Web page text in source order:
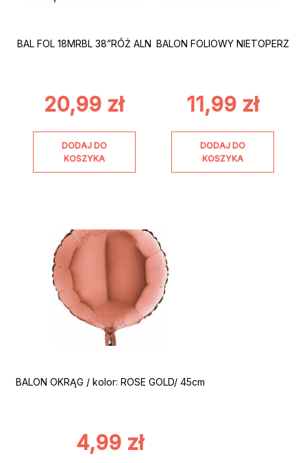
BAL FOL 18MRBL 38”RÓŻ ALN
20,99 zł
DODAJ DO
KOSZYKA
BALON FOLIOWY NIETOPERZ
11,99 zł
DODAJ DO
KOSZYKA
BALON OKRĄG / kolor: ROSE GOLD/ 45cm
4,99 zł